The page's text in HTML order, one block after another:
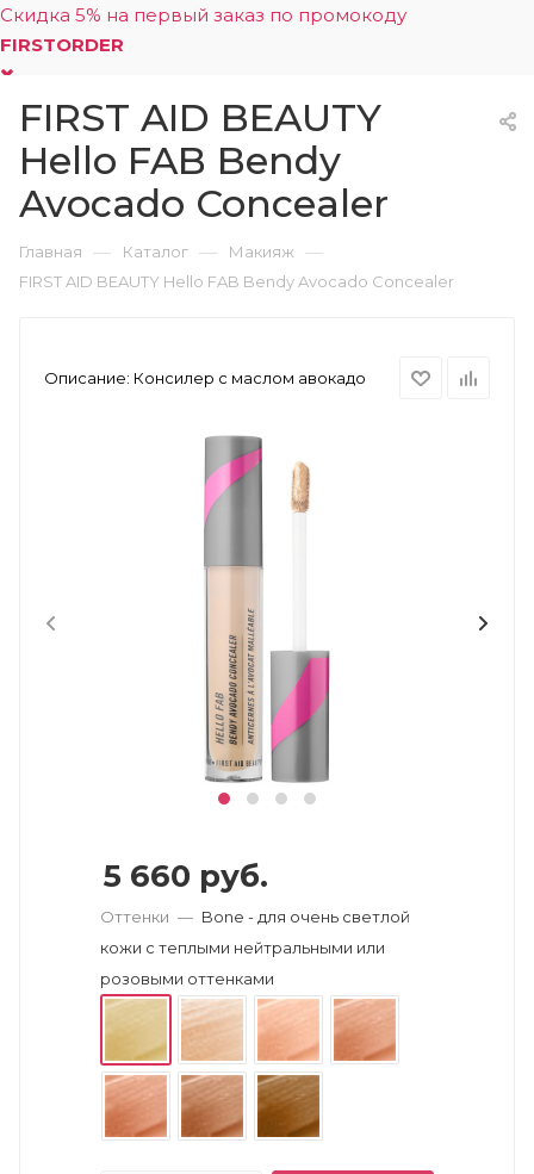
Скидка 5% на первый заказ по промокоду
FIRSTORDER
0
FIRST AID BEAUTY
Hello FAB Bendy
Avocado Concealer
Главная — Каталог — Макияж —
FIRST AID BEAUTY Hello FAB Bendy Avocado Concealer
Описание: Консилер с маслом авокадо
5 660 руб.
Оттенки — Bone - для очень светлой
кожи с теплыми нейтральными или
розовыми оттенками